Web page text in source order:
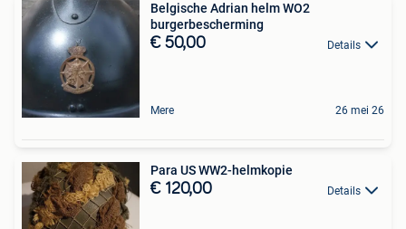
Belgische Adrian helm WO2
burgerbescherming
€ 50,00 Details
Mere 26 mei 26
Para US WW2-helmkopie
€ 120,00 Details